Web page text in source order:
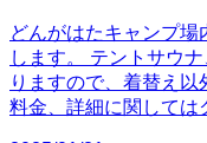
どんがはたキャンプ
します。 テントサウ
りますので、着替え以
料金、詳細に関しては